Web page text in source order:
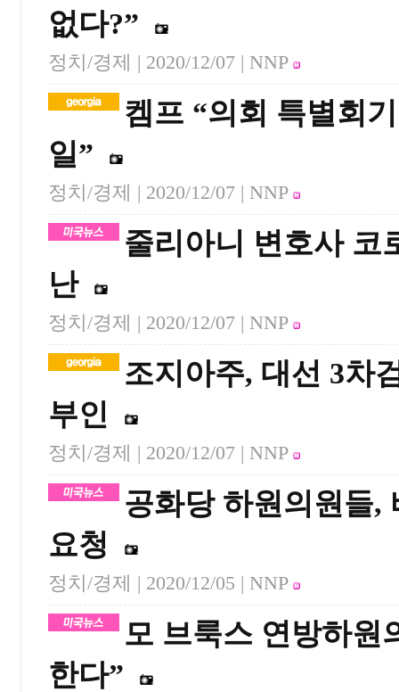
없다?”
정치/경제 | 2020/12/07 | NNP
켐프 “의회 특별회
일”
정치/경제 | 2020/12/07 | NNP
줄리아니 변호사
난
정치/경제 | 2020/12/07 | NNP
조지아주, 대선 3차
부인
정치/경제 | 2020/12/07 | NNP
공화당 하원의원들,
요청
정치/경제 | 2020/12/05 | NNP
모 브룩스 연방하원
한다”